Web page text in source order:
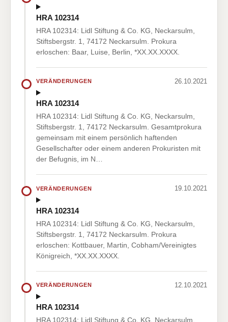
HRA 102314
HRA 102314: Lidl Stiftung & Co. KG, Neckarsulm,
Stiftsbergstr. 1, 74172 Neckarsulm. Prokura
erloschen: Baar, Luise, Berlin, *XX.XX.XXXX.
VERÄNDERUNGEN 26.10.2021
HRA 102314
HRA 102314: Lidl Stiftung & Co. KG, Neckarsulm,
Stiftsbergstr. 1, 74172 Neckarsulm. Gesamtprokura
gemeinsam mit einem persönlich haftenden
Gesellschafter oder einem anderen Prokuristen mit
der Befugnis, im N…
VERÄNDERUNGEN 19.10.2021
HRA 102314
HRA 102314: Lidl Stiftung & Co. KG, Neckarsulm,
Stiftsbergstr. 1, 74172 Neckarsulm. Prokura
erloschen: Kottbauer, Martin, Cobham/Vereinigtes
Königreich, *XX.XX.XXXX.
VERÄNDERUNGEN 12.10.2021
HRA 102314
HRA 102314: Lidl Stiftung & Co. KG, Neckarsulm,